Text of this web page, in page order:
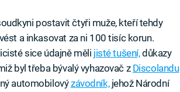
postavit čtyři muže, kteří tehdy
a inkasovat za ni 100 tisíc korun.
sice údajně měli jisté tušení,důkazy
byl třeba bývalý vyhazovač z Discolandu
automobilovýzávodník,jehož Národní